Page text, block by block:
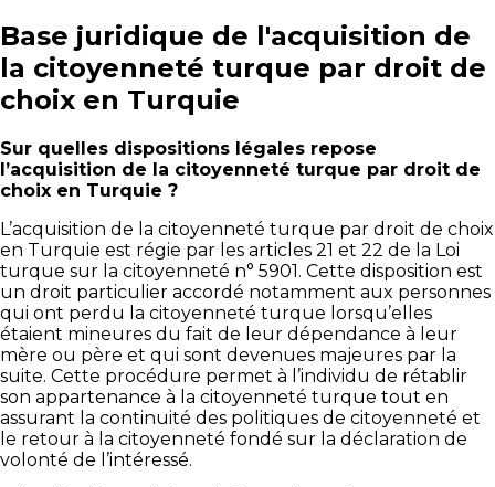
Base juridique de l'acquisition de
la citoyenneté turque par droit de
choix en Turquie
Sur quelles dispositions légales repose
l’acquisition de la citoyenneté turque par droit de
choix en Turquie ?
L’acquisition de la citoyenneté turque par droit de choix
en Turquie est régie par les articles 21 et 22 de la Loi
turque sur la citoyenneté n° 5901. Cette disposition est
un droit particulier accordé notamment aux personnes
qui ont perdu la citoyenneté turque lorsqu’elles
étaient mineures du fait de leur dépendance à leur
mère ou père et qui sont devenues majeures par la
suite. Cette procédure permet à l’individu de rétablir
son appartenance à la citoyenneté turque tout en
assurant la continuité des politiques de citoyenneté et
le retour à la citoyenneté fondé sur la déclaration de
volonté de l’intéressé.